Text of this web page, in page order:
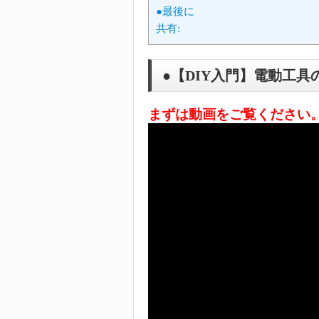
●最後に
共有:
●【DIY入門】電動工具
まずは動画をご覧ください。